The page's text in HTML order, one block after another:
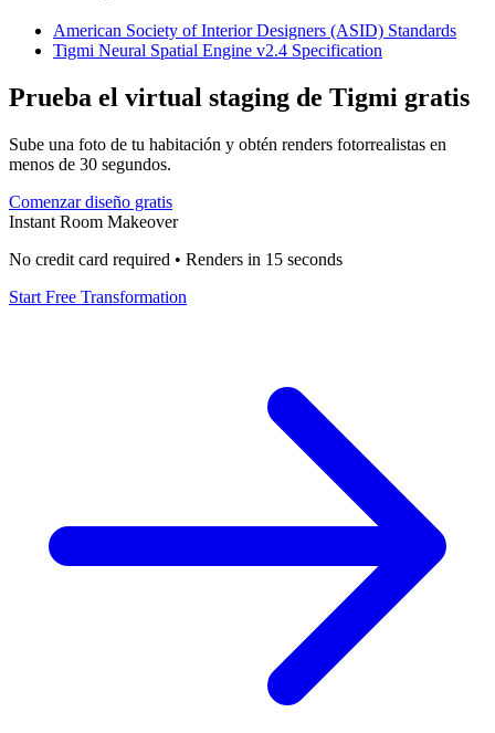
American Society of Interior Designers (ASID) Standards
Tigmi Neural Spatial Engine v2.4 Specification
Prueba el virtual staging de Tigmi gratis
Sube una foto de tu habitación y obtén renders fotorrealistas en
menos de 30 segundos.
Comenzar diseño gratis
Instant Room Makeover
No credit card required • Renders in 15 seconds
Start Free Transformation